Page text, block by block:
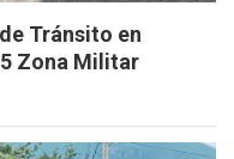
Tránsito en
Zona Militar